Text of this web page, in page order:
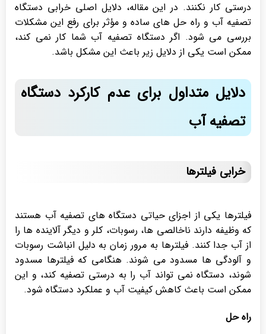
درستی کار نکنند. در این مقاله، دلایل اصلی خرابی دستگاه
تصفیه آب و راه حل های ساده و مؤثر برای رفع این مشکلات
بررسی می شود. اگر دستگاه تصفیه آب شما کار نمی کند،
ممکن است یکی از دلایل زیر باعث این مشکل باشد.
دلایل متداول برای عدم کارکرد دستگاه
تصفیه آب
خرابی فیلترها
فیلترها یکی از اجزای حیاتی دستگاه های تصفیه آب هستند
که وظیفه دارند ناخالصی ها، رسوبات، کلر و دیگر آلاینده ها را
از آب جدا کنند. فیلترها به مرور زمان به دلیل انباشت رسوبات
و آلودگی ها مسدود می شوند. هنگامی که فیلترها مسدود
شوند، دستگاه نمی تواند آب را به درستی تصفیه کند، و این
ممکن است باعث کاهش کیفیت آب و عملکرد دستگاه شود.
راه حل